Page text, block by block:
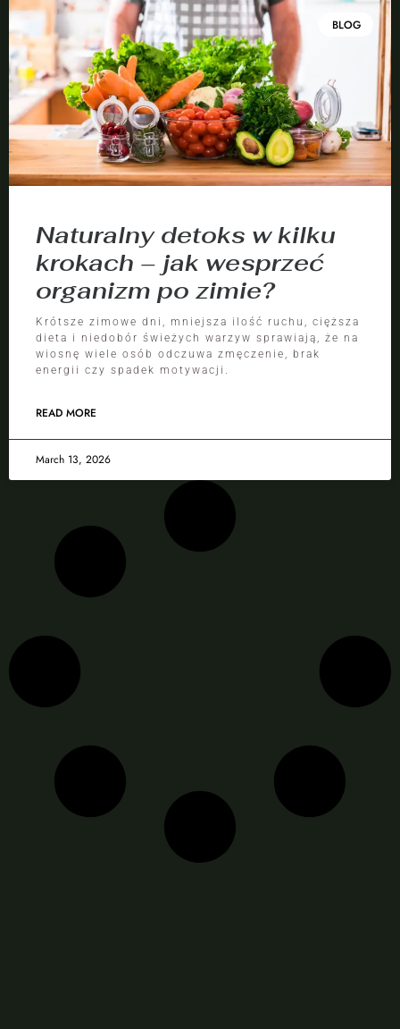
BLOG
Naturalny detoks w kilku
krokach – jak wesprzeć
organizm po zimie?
Krótsze zimowe dni, mniejsza ilość ruchu, cięższa
dieta i niedobór świeżych warzyw sprawiają, że na
wiosnę wiele osób odczuwa zmęczenie, brak
energii czy spadek motywacji.
READ MORE
March 13, 2026